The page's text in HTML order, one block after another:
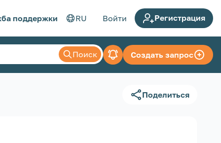
поддержки RU Войти Регистрация
Поиск Создать запрос
Поделиться